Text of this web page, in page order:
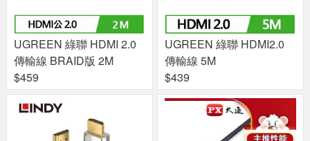
UGREEN 綠聯 HDMI 2.0
傳輸線 BRAID版 2M
$459
UGREEN 綠聯 HDMI2.0
傳輸線 5M
$439